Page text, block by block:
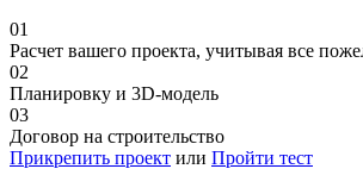
01
Расчет вашего проекта, учитывая все
02
Планировку и 3D-модель
03
Договор на строительство
Прикрепить проект или Пройти тест